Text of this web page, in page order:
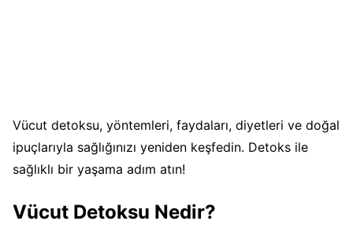
Vücut detoksu, yöntemleri, faydaları, diyetleri ve doğal
ipuçlarıyla sağlığınızı yeniden keşfedin. Detoks ile
sağlıklı bir yaşama adım atın!
Vücut Detoksu Nedir?